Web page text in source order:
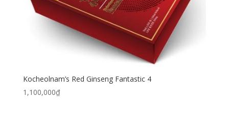
Kocheolnam’s Red Ginseng Fantastic 4
1,100,000₫